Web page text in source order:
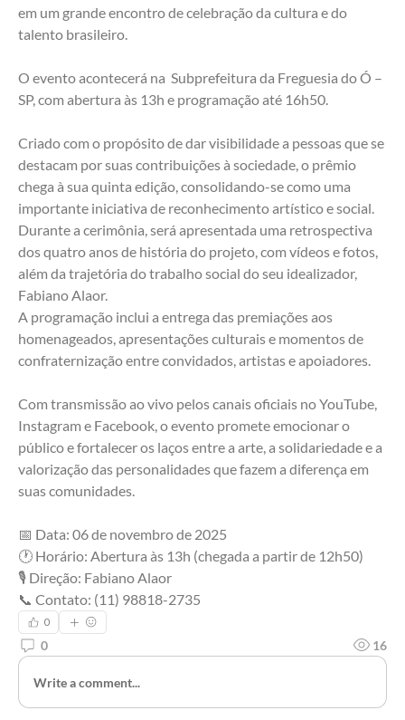
em um grande encontro de celebração da cultura e do
talento brasileiro.
O evento acontecerá na  Subprefeitura da Freguesia do Ó –
SP, com abertura às 13h e programação até 16h50.
Criado com o propósito de dar visibilidade a pessoas que se
destacam por suas contribuições à sociedade, o prêmio
chega à sua quinta edição, consolidando-se como uma
importante iniciativa de reconhecimento artístico e social.
Durante a cerimônia, será apresentada uma retrospectiva
dos quatro anos de história do projeto, com vídeos e fotos,
além da trajetória do trabalho social do seu idealizador,
Fabiano Alaor.
A programação inclui a entrega das premiações aos
homenageados, apresentações culturais e momentos de
confraternização entre convidados, artistas e apoiadores.
Com transmissão ao vivo pelos canais oficiais no YouTube,
Instagram e Facebook, o evento promete emocionar o
público e fortalecer os laços entre a arte, a solidariedade e a
valorização das personalidades que fazem a diferença em
suas comunidades.
📅 Data: 06 de novembro de 2025
🕐 Horário: Abertura às 13h (chegada a partir de 12h50)
🎙️ Direção: Fabiano Alaor
📞 Contato: (11) 98818-2735
0
0 16
Write a comment...